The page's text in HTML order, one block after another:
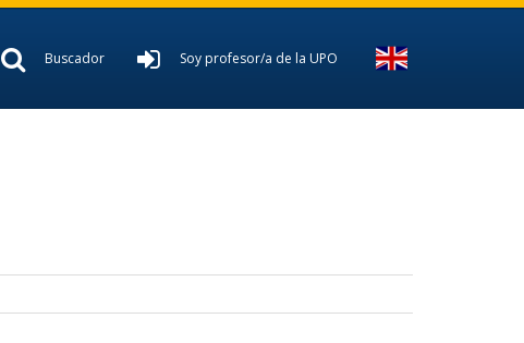
Buscador Soy profesor/a de la UPO